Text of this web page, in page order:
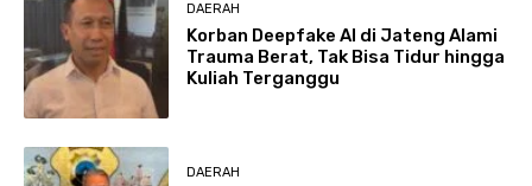
DAERAH
Korban Deepfake AI di Jateng Alami
Trauma Berat, Tak Bisa Tidur hingga
Kuliah Terganggu
DAERAH